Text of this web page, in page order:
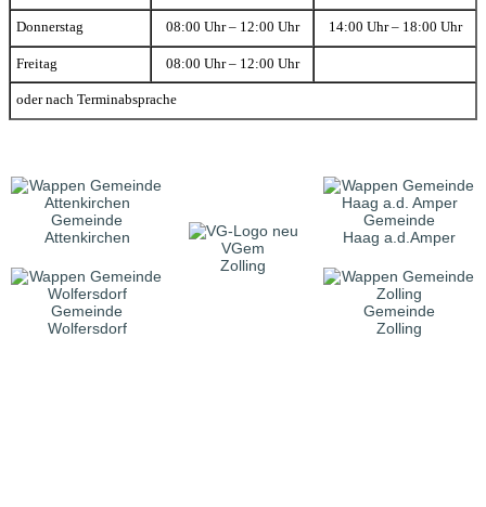
Donnerstag 08:00 Uhr – 12:00 Uhr 14:00 Uhr – 18:00 Uhr
Freitag 08:00 Uhr – 12:00 Uhr
oder nach Terminabsprache
Gemeinde
Attenkirchen
VGem
Zolling
Gemeinde
Haag a.d.Amper
Gemeinde
Wolfersdorf
Gemeinde
Zolling